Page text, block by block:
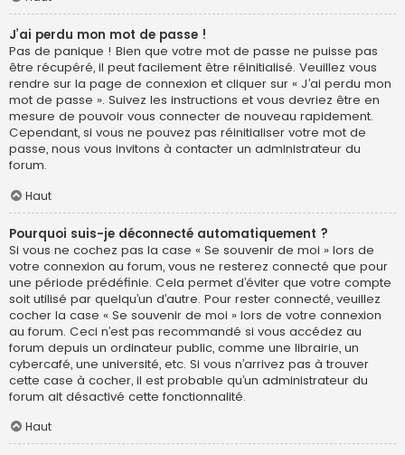
J’ai perdu mon mot de passe !
Pas de panique ! Bien que votre mot de passe ne puisse pas
être récupéré, il peut facilement être réinitialisé. Veuillez vous
rendre sur la page de connexion et cliquer sur « J’ai perdu mon
mot de passe ». Suivez les instructions et vous devriez être en
mesure de pouvoir vous connecter de nouveau rapidement.
Cependant, si vous ne pouvez pas réinitialiser votre mot de
passe, nous vous invitons à contacter un administrateur du
forum.
Haut
Pourquoi suis-je déconnecté automatiquement ?
Si vous ne cochez pas la case « Se souvenir de moi » lors de
votre connexion au forum, vous ne resterez connecté que pour
une période prédéfinie. Cela permet d’éviter que votre compte
soit utilisé par quelqu’un d’autre. Pour rester connecté, veuillez
cocher la case « Se souvenir de moi » lors de votre connexion
au forum. Ceci n’est pas recommandé si vous accédez au
forum depuis un ordinateur public, comme une librairie, un
cybercafé, une université, etc. Si vous n’arrivez pas à trouver
cette case à cocher, il est probable qu’un administrateur du
forum ait désactivé cette fonctionnalité.
Haut